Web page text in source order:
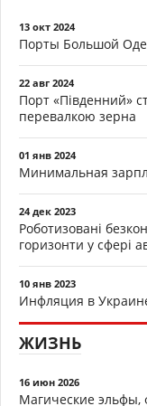
13 окт 2024
Порты Большой
22 авг 2024
Порт «Південний»
перевалкою зерна
01 янв 2024
Минимальная
24 дек 2023
Роботизовані
горизонти у сфері
10 янв 2023
Инфляция в
ЖИЗНЬ
16 июн 2026
Магические эльфы,